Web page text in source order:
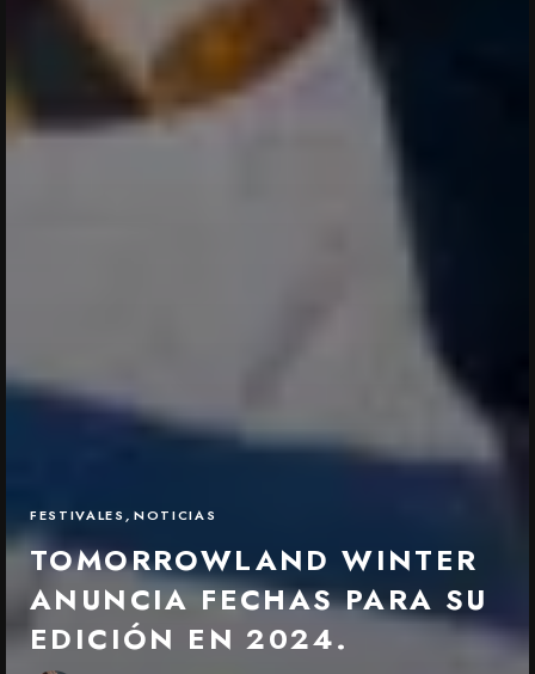
FESTIVALES, NOTICIAS
TOMORROWLAND WINTER
ANUNCIA FECHAS PARA SU
EDICIÓN EN 2024.